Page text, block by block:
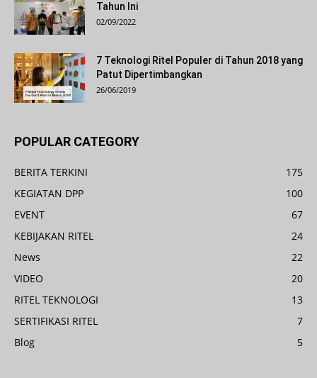
Tahun Ini
02/09/2022
7 Teknologi Ritel Populer di Tahun 2018 yang
Patut Dipertimbangkan
26/06/2019
POPULAR CATEGORY
BERITA TERKINI
175
KEGIATAN DPP
100
EVENT
67
KEBIJAKAN RITEL
24
News
22
VIDEO
20
RITEL TEKNOLOGI
13
SERTIFIKASI RITEL
7
Blog
5